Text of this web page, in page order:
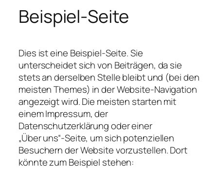
Beispiel-Seite
Dies ist eine Beispiel-Seite. Sie
unterscheidet sich von Beiträgen, da sie
stets an derselben Stelle bleibt und (bei den
meisten Themes) in der Website-Navigation
angezeigt wird. Die meisten starten mit
einem Impressum, der
Datenschutzerklärung oder einer
„Über uns“-Seite, um sich potenziellen
Besuchern der Website vorzustellen. Dort
könnte zum Beispiel stehen: